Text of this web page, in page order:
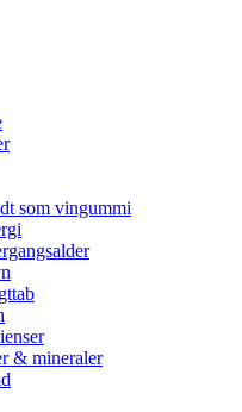
som vingummi
& mineraler